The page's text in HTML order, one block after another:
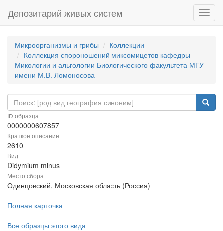
Депозитарий живых систем
Микроорганизмы и грибы
Коллекции
Коллекция спороношений миксомицетов кафедры
Микологии и альгологии Биологического факультета МГУ
имени М.В. Ломоносова
ID образца
0000000607857
Краткое описание
2610
Вид
Didymium minus
Место сбора
Одинцовский, Московская область (Россия)
Полная карточка
Все образцы этого вида